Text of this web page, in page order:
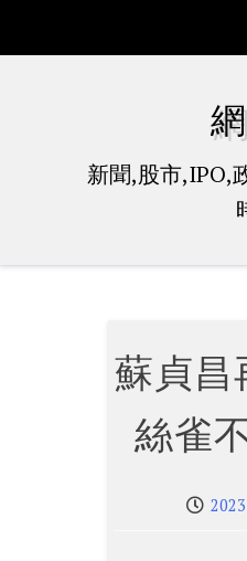
新聞,股市,IPO,
蘇貞昌
絲雀